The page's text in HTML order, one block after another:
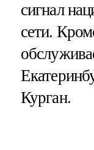
сигнал
сети.
Курган.